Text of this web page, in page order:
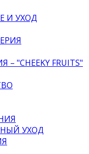
И УХОД
"CHEEKY FRUITS"
УХОД